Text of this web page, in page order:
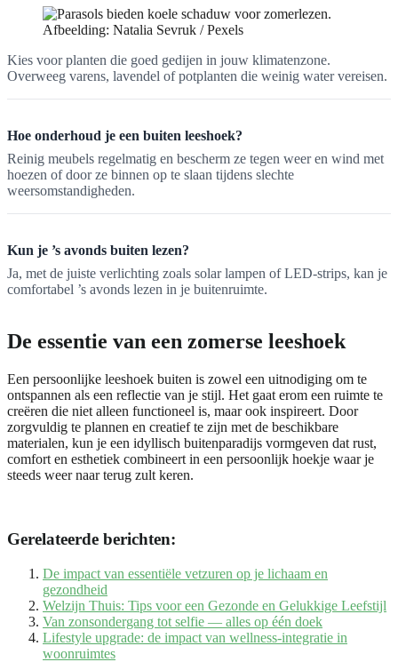
Afbeelding: Natalia Sevruk / Pexels
Kies voor planten die goed gedijen in jouw klimatenzone.
Overweeg varens, lavendel of potplanten die weinig water vereisen.
Hoe onderhoud je een buiten leeshoek?
Reinig meubels regelmatig en bescherm ze tegen weer en wind met
hoezen of door ze binnen op te slaan tijdens slechte
weersomstandigheden.
Kun je ’s avonds buiten lezen?
Ja, met de juiste verlichting zoals solar lampen of LED-strips, kan je
comfortabel ’s avonds lezen in je buitenruimte.
De essentie van een zomerse leeshoek
Een persoonlijke leeshoek buiten is zowel een uitnodiging om te
ontspannen als een reflectie van je stijl. Het gaat erom een ruimte te
creëren die niet alleen functioneel is, maar ook inspireert. Door
zorgvuldig te plannen en creatief te zijn met de beschikbare
materialen, kun je een idyllisch buitenparadijs vormgeven dat rust,
comfort en esthetiek combineert in een persoonlijk hoekje waar je
steeds weer naar terug zult keren.
Gerelateerde berichten:
De impact van essentiële vetzuren op je lichaam en
gezondheid
Welzijn Thuis: Tips voor een Gezonde en Gelukkige Leefstijl
Van zonsondergang tot selfie — alles op één doek
Lifestyle upgrade: de impact van wellness-integratie in
woonruimtes